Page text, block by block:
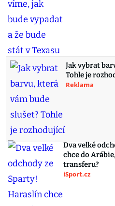
Jak vybrat
Tohle je
Reklama
Dva velké
chce do
transferu?
iSport.cz